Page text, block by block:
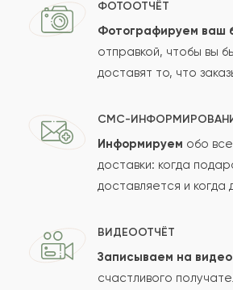
Сколько будет
Отзыв будет опубликован
Проверяем на спам.
ФОТООТЧЁТ
Фотографируем ваш
отправкой, чтобы вы
доставят то, что
СМС-
Информируем обо
доставки: когда
доставляется и когда
ВИДЕООТЧЁТ
Записываем на
счастливого